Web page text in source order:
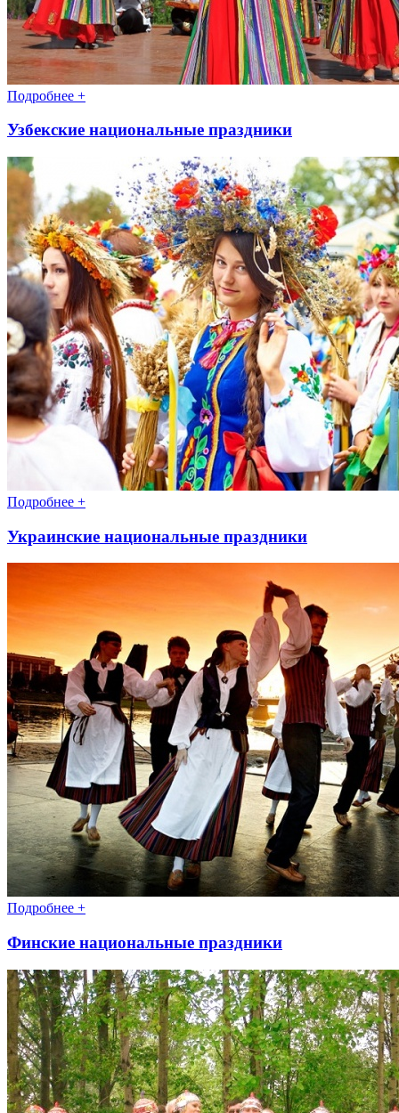
Подробнее +
Узбекские национальные праздники
Подробнее +
Украинские национальные праздники
Подробнее +
Финские национальные праздники